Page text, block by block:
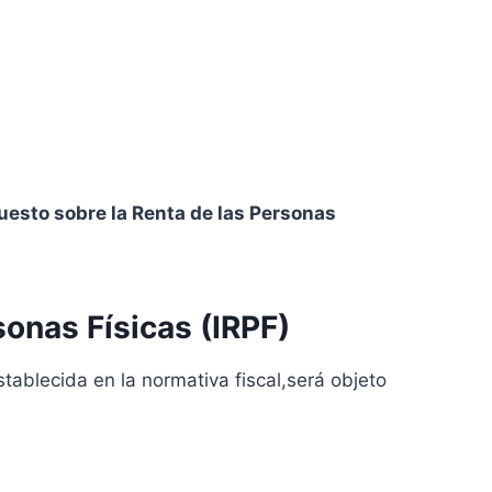
sobre la Renta de las Personas
Físicas (IRPF)
en la normativa fiscal,será objeto